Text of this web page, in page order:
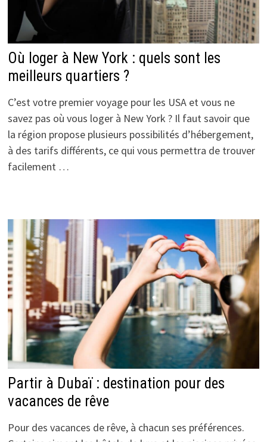
Où loger à New York : quels sont les
meilleurs quartiers ?
C’est votre premier voyage pour les USA et vous ne
savez pas où vous loger à New York ? Il faut savoir que
la région propose plusieurs possibilités d’hébergement,
à des tarifs différents, ce qui vous permettra de trouver
facilement …
Partir à Dubaï : destination pour des
vacances de rêve
Pour des vacances de rêve, à chacun ses préférences.